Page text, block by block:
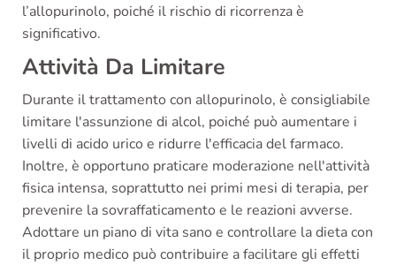
l’allopurinolo, poiché il rischio di ricorrenza è
significativo.
Attività Da Limitare
Durante il trattamento con allopurinolo, è consigliabile
limitare l'assunzione di alcol, poiché può aumentare i
livelli di acido urico e ridurre l'efficacia del farmaco.
Inoltre, è opportuno praticare moderazione nell'attività
fisica intensa, soprattutto nei primi mesi di terapia, per
prevenire la sovraffaticamento e le reazioni avverse.
Adottare un piano di vita sano e controllare la dieta con
il proprio medico può contribuire a facilitare gli effetti